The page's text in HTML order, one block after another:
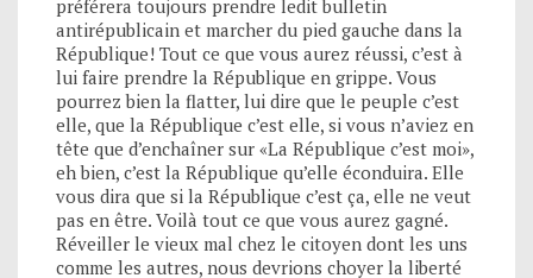
préférera toujours prendre ledit bulletin
antirépublicain et marcher du pied gauche dans la
République! Tout ce que vous aurez réussi, c’est à
lui faire prendre la République en grippe. Vous
pourrez bien la flatter, lui dire que le peuple c’est
elle, que la République c’est elle, si vous n’aviez en
tête que d’enchaîner sur «La République c’est moi»,
eh bien, c’est la République qu’elle éconduira. Elle
vous dira que si la République c’est ça, elle ne veut
pas en être. Voilà tout ce que vous aurez gagné.
Réveiller le vieux mal chez le citoyen dont les uns
comme les autres, nous devrions choyer la liberté